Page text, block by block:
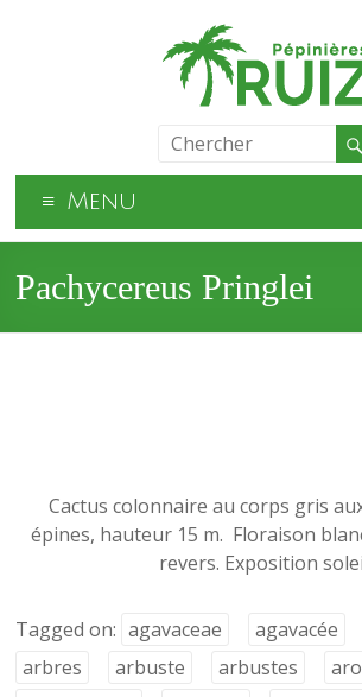
Menu
Pachycereus Pringlei
Cactus colonnaire au corps gris
épines, hauteur 15 m. Floraison
revers. Exposition
Tagged on: agavaceae agavacée
arbres
arbuste arbustes